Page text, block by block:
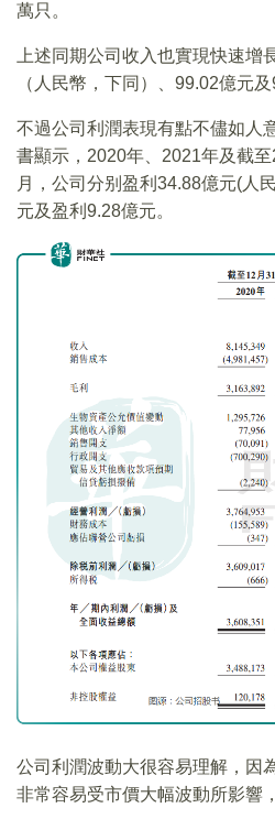
萬只。
上述同期公司收入也實現快速增
（人民幣，下同）、99.02億元及
不過公司利潤表現有點不儘如人
書顯示，2020年、2021年及截
月，公司分别盈利34.88億元(人
元及盈利9.28億元。
公司利潤波動大很容易理解，因
非常容易受市價大幅波動所影響